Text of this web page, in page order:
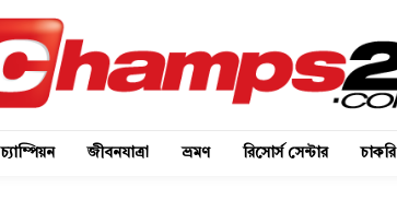
চ্যাম্পিয়ন জীবনযাত্রা ভ্রমণ রিসোর্স সেন্টার চাকরি